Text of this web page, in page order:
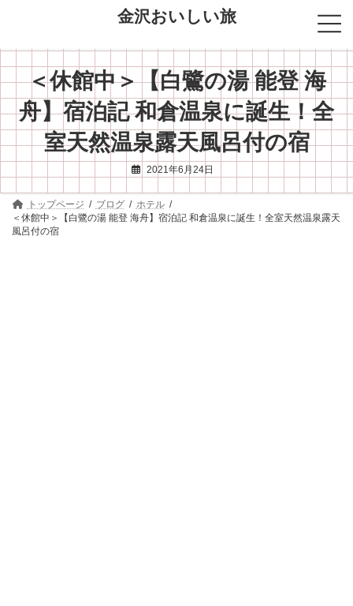
ン
プ
ー
動
金沢おいしい旅
＜休館中＞【白鷺の湯 能登 海
舟】宿泊記 和倉温泉に誕生！全
室天然温泉露天風呂付の宿
2021年6月24日
トップページ ブログ
ホテル
＜休館中＞【白鷺の湯 能登 海舟】宿泊記 和倉温泉に誕生！全室天然温泉露天
風呂付の宿